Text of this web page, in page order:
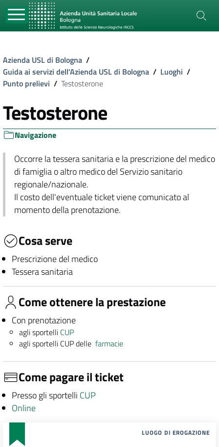
Azienda USL di Bologna /
Guida ai servizi dell'Azienda USL di Bologna / Luoghi /
Punto prelievi / Testosterone
Testosterone
Navigazione
Occorre la tessera sanitaria e la prescrizione del medico
di famiglia o altro medico del Servizio sanitario
regionale/nazionale.
Il costo dell'eventuale ticket viene comunicato al
momento della prenotazione.
Cosa serve
Prescrizione del medico
Tessera sanitaria
Come ottenere la prestazione
Con prenotazione
agli sportelli CUP
agli sportelli CUP dellefarmacie
Come pagare il ticket
Presso gli sportelli CUP
Online
LUOGO DI EROGAZIONE